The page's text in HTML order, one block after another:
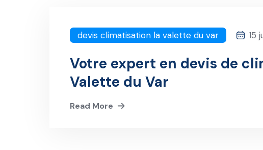
devis climatisation la valette du var 15
Votre expert en devis de
Valette du Var
Read More